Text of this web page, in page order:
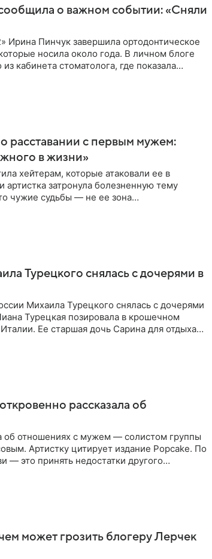
о важном событии: «Сняли
Ирина Пинчук завершила ортодонтическое
носила около года. В личном блоге
кабинета стоматолога, где показала
расставании с первым мужем:
в жизни»
хейтерам, которые атаковали ее в
артистка затронула болезненную тему
чужие судьбы — не ее зона
Турецкого снялась с дочерями в
Михаила Турецкого снялась с дочерями
Турецкая позировала в крошечном
Ее старшая дочь Сарина для отдыха
рассказала об
об отношениях с мужем — солистом группы
Артистку цитирует издание Popcake. По
— это принять недостатки другого
может грозить блогеру Лерчек